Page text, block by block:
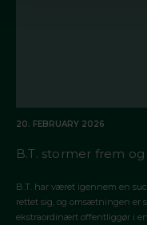
20. FEBRUARY 2026
B.T. stormer frem
B.T. har været igennem en
rettet sig, og omsætningen er
ekstraordinært offentliggør i